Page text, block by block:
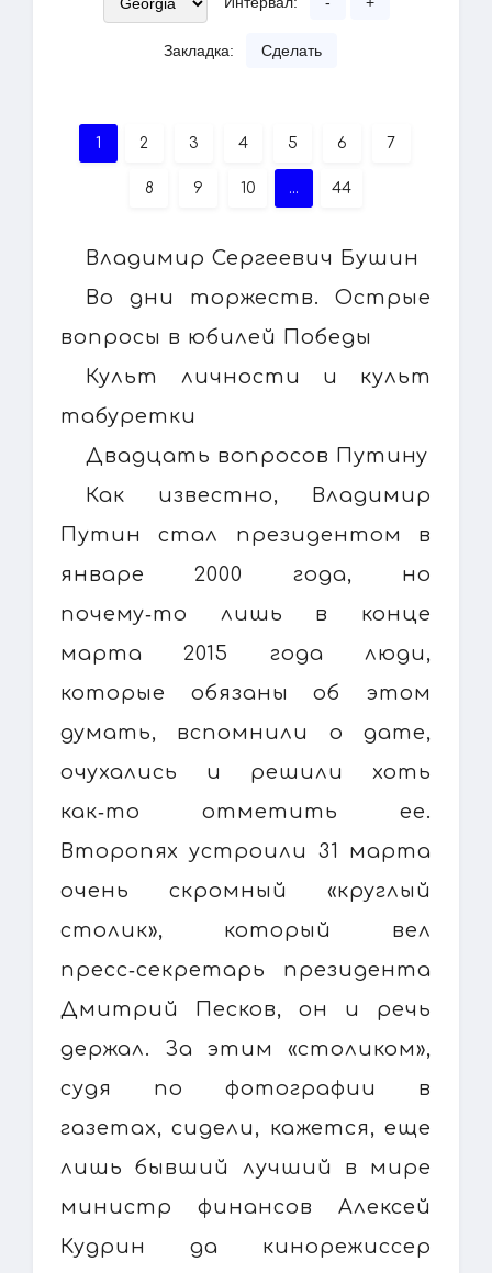
Закладка: Сделать
1 2 3 4 5 6 7
8 9 10 ... 44
Владимир Сергеевич Бушин
Во дни торжеств. Острые
вопросы в юбилей Победы
Культ личности и культ
табуретки
Двадцать вопросов Путину
Как известно, Владимир
Путин стал президентом в
январе 2000 года, но
почему‑то лишь в конце
марта 2015 года люди,
которые обязаны об этом
думать, вспомнили о дате,
очухались и решили хоть
как‑то отметить ее.
Второпях устроили 31 марта
очень скромный «круглый
столик», который вел
пресс‑секретарь президента
Дмитрий Песков, он и речь
держал. За этим «столиком»,
судя по фотографии в
газетах, сидели, кажется, еще
лишь бывший лучший в мире
министр финансов Алексей
Кудрин да кинорежиссер